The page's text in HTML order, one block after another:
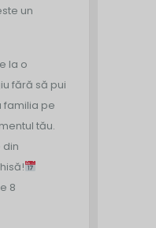
un
la o
fără să pui
familia pe
tău.
din
8